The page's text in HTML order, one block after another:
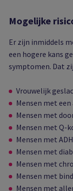
Mogelijke
Er zijn inmiddels
een hogere kans
symptomen. Dat
Vrouwelijk
Mensen met
Mensen met
Mensen met Q-
Mensen met
Mensen met
Mensen met
Mensen met
Mensen met